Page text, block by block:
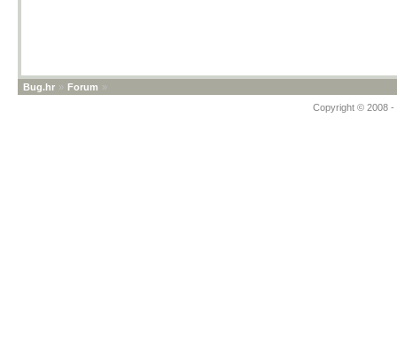
Bug.hr » Forum »
Copyright © 2008 -